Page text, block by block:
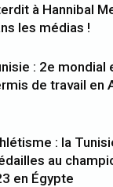
à Hannibal
les médias !
: 2e mondial
de travail en
: la
au
en Égypte